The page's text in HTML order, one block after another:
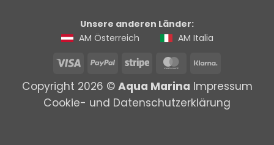
Unsere anderen Länder:
AM Österreich
AM Italia
Visa PayPalStripe MasterCard
Copyright 2026 © Aqua Marina Impressum
Cookie- und Datenschutzerklärung